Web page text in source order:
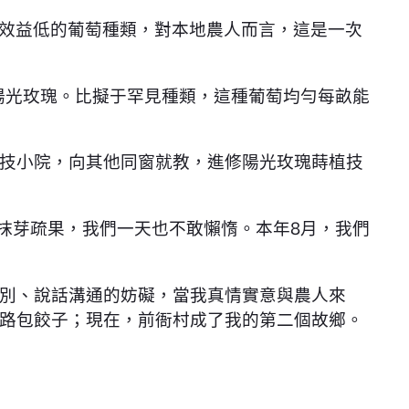
低的葡萄種類，對本地農人而言，這是一次
瑰。比擬于罕見種類，這種葡萄均勻每畝能
院，向其他同窗就教，進修陽光玫瑰蒔植技
芽疏果，我們一天也不敢懶惰。本年8月，我們
說話溝通的妨礙，當我真情實意與農人來
餃子；現在，前衙村成了我的第二個故鄉。